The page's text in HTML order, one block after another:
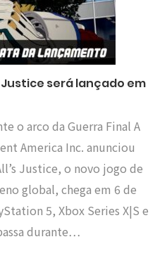
Justice será lançado em
o arco da Guerra Final A
America Inc. anunciou
Justice, o novo jogo de
global, chega em 6 de
5, Xbox Series X|S e
durante…